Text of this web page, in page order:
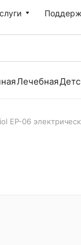
Лечебная
EP-06